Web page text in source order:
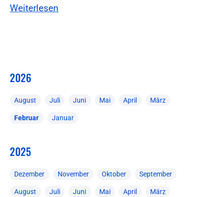
Weiterlesen
2026
August Juli Juni Mai April März
Februar Januar
2025
Dezember November Oktober September
August Juli Juni Mai April März